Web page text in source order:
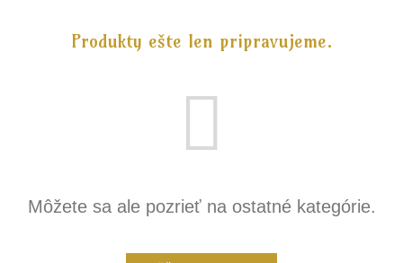
Produkty ešte len pripravujeme.
Môžete sa ale pozrieť na ostatné kategórie.